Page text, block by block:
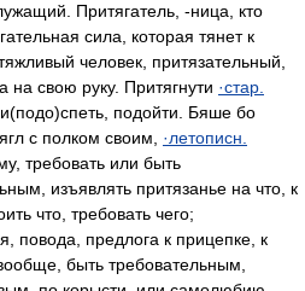
Притягатель, -ница, кто
сила, которая тянет к
человек, притязательный,
на свою руку. Притягнути ·стар.
подойти. Бяше бо
с полком своим, ·летописн.
требовать или быть
изъявлять притязанье на что, к
что, требовать чего;
повода, предлога к прицепке, к
быть требовательным,